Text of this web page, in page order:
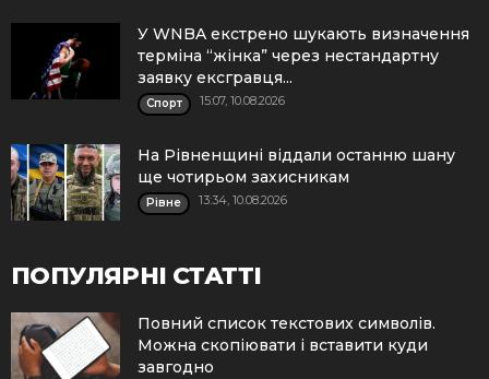
У WNBA екстрено шукають визначення
терміна “жінка” через нестандартну
заявку ексгравця...
Спорт 15:07, 10.08.2026
На Рівненщині віддали останню шану
ще чотирьом захисникам
Рівне 13:34, 10.08.2026
ПОПУЛЯРНІ СТАТТІ
Повний список текстових символів.
Можна скопіювати і вставити куди
завгодно